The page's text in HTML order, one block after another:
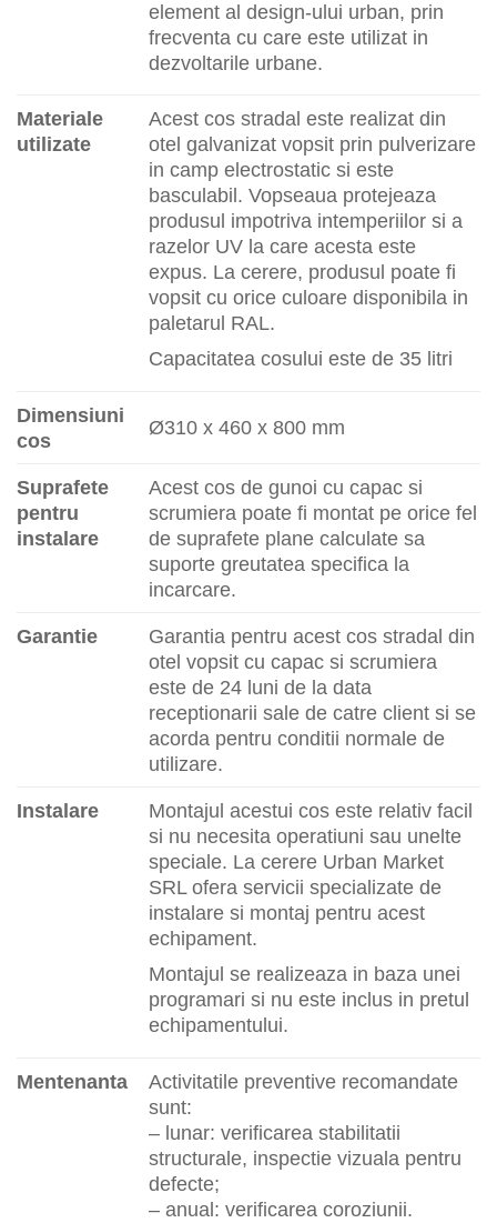
element al design-ului urban, prin
frecventa cu care este utilizat in
dezvoltarile urbane.
Materiale
utilizate
Acest cos stradal este realizat din
otel galvanizat vopsit prin pulverizare
in camp electrostatic si este
basculabil. Vopseaua protejeaza
produsul impotriva intemperiilor si a
razelor UV la care acesta este
expus. La cerere, produsul poate fi
vopsit cu orice culoare disponibila in
paletarul RAL.
Capacitatea cosului este de 35 litri
Dimensiuni
cos
Ø310 x 460 x 800 mm
Suprafete
pentru
instalare
Acest cos de gunoi cu capac si
scrumiera poate fi montat pe orice fel
de suprafete plane calculate sa
suporte greutatea specifica la
incarcare.
Garantie
Garantia pentru acest cos stradal din
otel vopsit cu capac si scrumiera
este de 24 luni de la data
receptionarii sale de catre client si se
acorda pentru conditii normale de
utilizare.
Instalare
Montajul acestui cos este relativ facil
si nu necesita operatiuni sau unelte
speciale. La cerere Urban Market
SRL ofera servicii specializate de
instalare si montaj pentru acest
echipament.
Montajul se realizeaza in baza unei
programari si nu este inclus in pretul
echipamentului.
Mentenanta
Activitatile preventive recomandate
sunt:
– lunar: verificarea stabilitatii
structurale, inspectie vizuala pentru
defecte;
– anual: verificarea coroziunii.